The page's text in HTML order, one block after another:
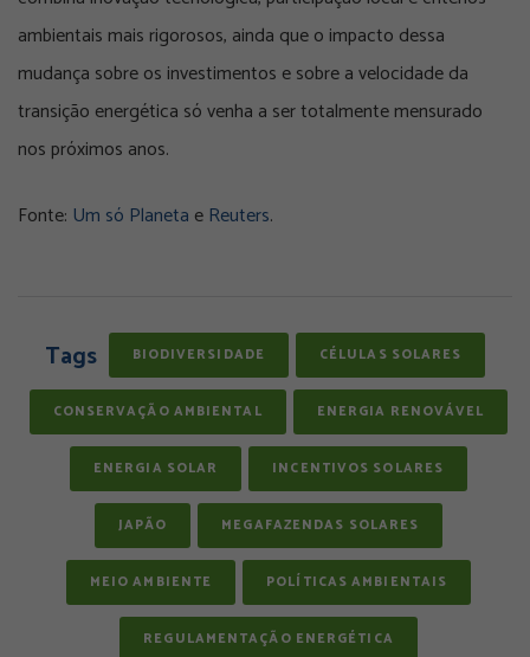
ambientais mais rigorosos, ainda que o impacto dessa
mudança sobre os investimentos e sobre a velocidade da
transição energética só venha a ser totalmente mensurado
nos próximos anos.
Fonte: Um só Planeta e Reuters.
Tags BIODIVERSIDADE CÉLULAS SOLARES
CONSERVAÇÃO AMBIENTAL ENERGIA RENOVÁVEL
ENERGIA SOLAR INCENTIVOS SOLARES
JAPÃO MEGAFAZENDAS SOLARES
MEIO AMBIENTE POLÍTICAS AMBIENTAIS
REGULAMENTAÇÃO ENERGÉTICA